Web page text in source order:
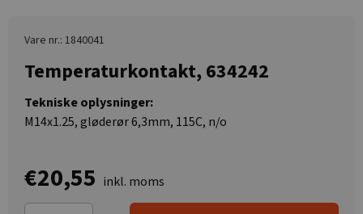
Vare nr.: 1840041
Temperaturkontakt, 634242
Tekniske oplysninger:
M14x1.25, gløderør 6,3mm, 115C, n/o
€20,55 inkl. moms